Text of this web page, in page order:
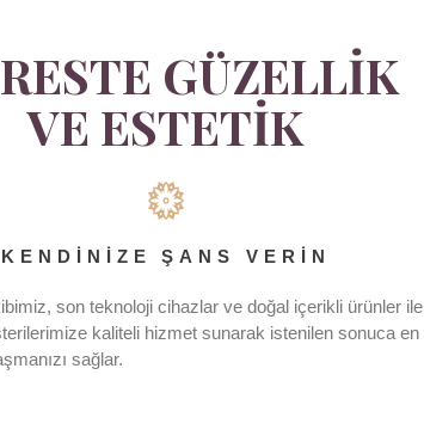
GÜZELLİK
VE ESTETİK
KENDİNİZE ŞANS VERİN
son teknoloji cihazlar ve doğal içerikli ürünler ile
kaliteli hizmet sunarak istenilen sonuca en
sağlar.